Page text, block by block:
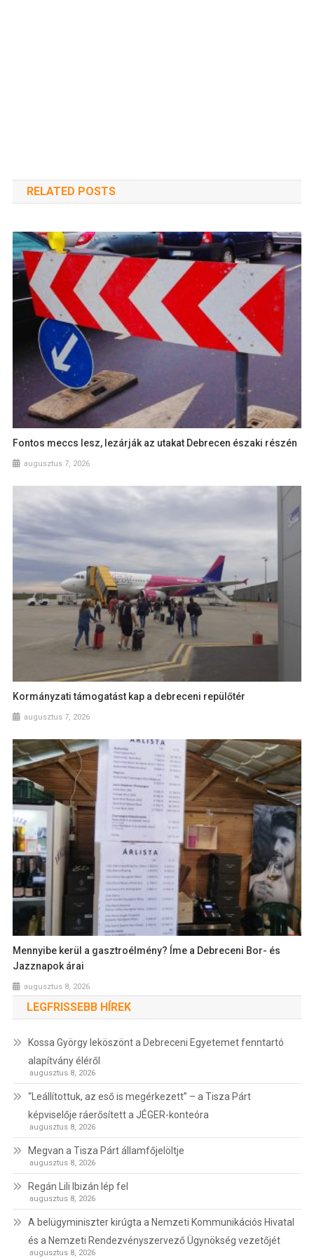
RELATED POSTS
Fontos meccs lesz, lezárják az utakat Debrecen északi részén
augusztus 7, 2026
Kormányzati támogatást kap a debreceni repülőtér
augusztus 7, 2026
Mennyibe kerül a gasztroélmény? Íme a Debreceni Bor- és
Jazznapok árai
augusztus 8, 2026
LEGFRISSEBB HÍREK
Kossa György leköszönt a Debreceni Egyetemet fenntartó
alapítvány éléről
augusztus 8, 2026
“Leállítottuk, az eső is megérkezett” – a Tisza Párt
képviselője ráerősített a JÉGER-konteóra
augusztus 8, 2026
Megvan a Tisza Párt államfőjelöltje
augusztus 8, 2026
Regán Lili Ibizán lép fel
augusztus 8, 2026
A belügyminiszter kirúgta a Nemzeti Kommunikációs Hivatal
és a Nemzeti Rendezvényszervező Ügynökség vezetőjét
augusztus 8, 2026